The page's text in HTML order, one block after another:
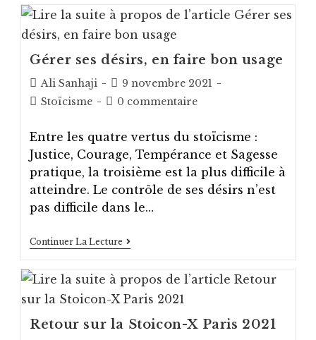
Sa
Propre
Récompense.
Mais
J’en
Veux
Plus
!
Gérer ses désirs, en faire bon usage
Auteur/autrice
de
Ali Sanhaji
Post
published:
9 novembre 2021
PostStoïcisme
Post0 commentaire
Entre les quatre vertus du stoïcisme :
Justice, Courage, Tempérance et Sagesse
pratique, la troisième est la plus difficile à
atteindre. Le contrôle de ses désirs n’est
pas difficile dans le…
Continuer La Lecture Gérer
Ses
En
Faire
Bon
Retour sur la Stoicon-X Paris 2021